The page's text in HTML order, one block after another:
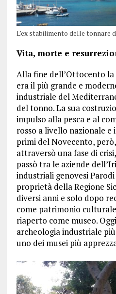
L’ex stabilimento delle tonnare
Vita, morte e
Alla fine dell’Ottocento
era il più grande e
industriale del
del tonno. La sua
impulso alla pesca e al
rosso a livello nazionale e
primi del Novecento,
attraversò una fase di
passò tra le aziende
industriali genovesi
proprietà della Regione
diversi anni e solo dopo
come patrimonio
riaperto come museo.
archeologia industriale
uno dei musei più